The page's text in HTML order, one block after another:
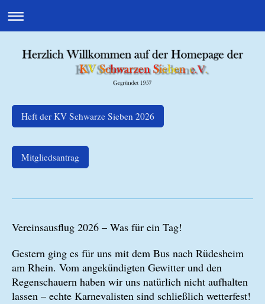
Heft der KV Schwarze Sieben 2026
Mitgliedsantrag
Vereinsausflug 2026 – Was für ein Tag!
Gestern ging es für uns mit dem Bus nach Rüdesheim
am Rhein. Vom angekündigten Gewitter und den
Regenschauern haben wir uns natürlich nicht aufhalten
lassen – echte Karnevalisten sind schließlich wetterfest!